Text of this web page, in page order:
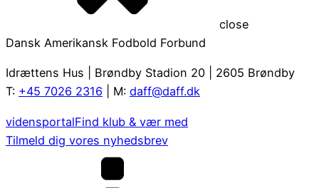
close
Dansk Amerikansk Fodbold Forbund
Idrættens Hus | Brøndby Stadion 20 | 2605 Brøndby
T: +45 7026 2316 | M: daff@daff.dk
vidensportalFind klub & vær med
Tilmeld dig vores nyhedsbrev